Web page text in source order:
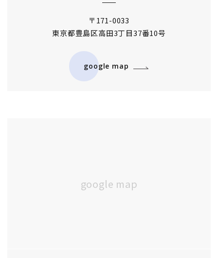
〒171-0033
東京都豊島区高田3丁目37番10号
google map